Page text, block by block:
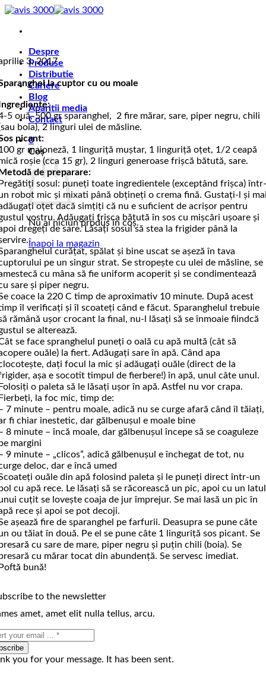
Skip
content
Despre
Produse
Distributie
Cariere
Blog
Aparitii media
Contact
0
Coș
Nu ai niciun produs în coș.
Înapoi la magazin
3, 2017
la cuptor cu ou moale
5 ouă, 500 gr sparanghel, 2 fire mărar, sare, piper negru, chili
boia), 2 linguri ulei de măsline.
picant:
gr maioneză, 1 linguriță muștar, 1 linguriță oțet, 1/2 ceapă
roșie (cca 15 gr), 2 linguri generoase frișcă bătută, sare.
de preparare:
sosul: puneţi toate ingredientele (exceptând frişca)
robot mic şi mixati până obţineţi o crema fină. Gustaţi-l şi
oţet dacă simţiți că nu e suficient de acrişor pentru
vostru. Adăugaţi frişca bătută în sos cu mişcări uşoare şi
dregeţi de sare. Lăsaţi sosul să stea la frigider până la
curăţat, spălat şi bine uscat se aşeză în tava
pe un singur strat. Se stropeşte cu ulei de măsline, se
cu mâna să fie uniform acoperit şi se condimentează
sare şi piper negru.
coace la 220 C timp de aproximativ 10 minute. După acest
îl verificaţi şi îl scoateţi când e făcut. Sparanghelul trebuie
rămână uşor crocant la final, nu-l lăsaţi să se înmoaie fiindcă
se alterează.
se face spranghelul puneţi o oală cu apă multă (cât să
ouăle) la fiert. Adăugaţi sare în apă. Când apa
daţi focul la mic şi adăugaţi ouăle (direct de la
aşa e socotit timpul de fierbere!) în apă, unul câte unul.
o paleta să le lăsaţi uşor în apă. Astfel nu vor crapa.
la foc mic, timp de:
7 minute – pentru moale, adică nu se curge afară când îl tăiaţi,
fi chiar inestetic, dar gălbenuşul e moale bine
8 minute – încă moale, dar gălbenuşul începe să se coaguleze
margini
9 minute – „clicos”, adică gălbenuşul e închegat de tot, nu
deloc, dar e încă umed
ouăle din apă folosind paleta şi le puneţi direct într-un
cu apă rece. Le lăsaţi să se răcorească un pic, apoi cu un latul
cuţit se loveşte coaja de jur împrejur. Se mai lasă un pic în
rece şi apoi se pot decoji.
aşează fire de sparanghel pe farfurii. Deasupra se pune câte
ou tăiat în două. Pe el se pune câte 1 linguriţă sos picant. Se
cu sare de mare, piper negru şi puţin chili (boia). Se
cu mărar tocat din abundenţă. Se servesc imediat.
bună!
to the newsletter
amet, amet elit nulla tellus, arcu.
you for your message. It has been sent.